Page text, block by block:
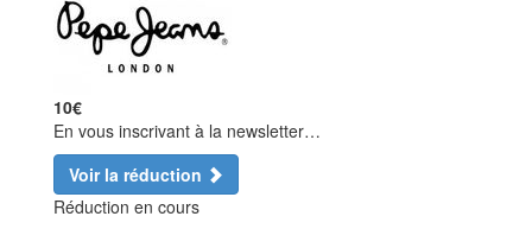
10€
En vous inscrivant à la newsletter…
Voir la réduction
Réduction en cours